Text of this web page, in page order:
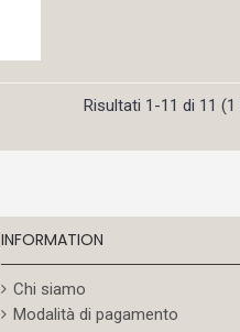
Risultati 1-11 di 11 (1
INFORMATION
Chi siamo
Modalità di pagamento